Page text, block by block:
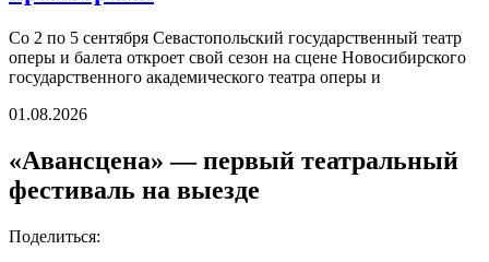
Со 2 по 5 сентября Севастопольский государственный театр
оперы и балета откроет свой сезон на сцене Новосибирского
государственного академического театра оперы и
01.08.2026
«Авансцена» — первый театральный
фестиваль на выезде
Поделиться: